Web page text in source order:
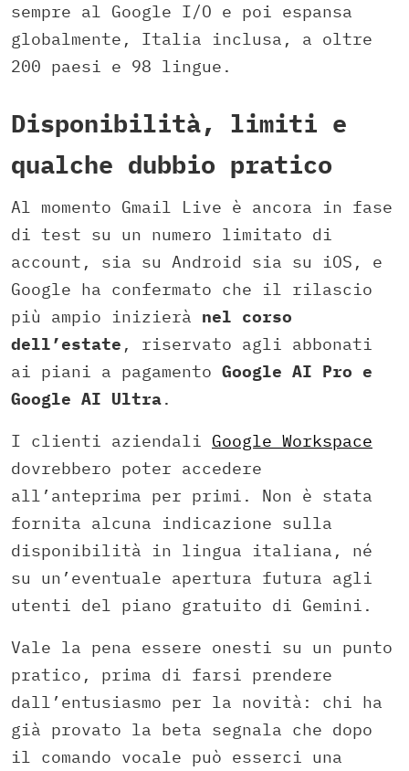
sempre al Google I/O e poi espansa
globalmente, Italia inclusa, a oltre
200 paesi e 98 lingue.
Disponibilità, limiti e
qualche dubbio pratico
Al momento Gmail Live è ancora in fase
di test su un numero limitato di
account, sia su Android sia su iOS, e
Google ha confermato che il rilascio
più ampio inizierà nel corso
dell’estate , riservato agli abbonati
ai piani a pagamento Google AI Pro e
Google AI Ultra.
I clienti aziendali Google Workspace
dovrebbero poter accedere
all’anteprima per primi. Non è stata
fornita alcuna indicazione sulla
disponibilità in lingua italiana, né
su un’eventuale apertura futura agli
utenti del piano gratuito di Gemini.
Vale la pena essere onesti su un punto
pratico, prima di farsi prendere
dall’entusiasmo per la novità: chi ha
già provato la beta segnala che dopo
il comando vocale può esserci una